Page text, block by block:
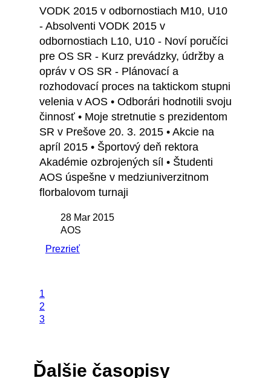
VODK 2015 v odbornostiach M10, U10
- Absolventi VODK 2015 v
odbornostiach L10, U10 - Noví poručíci
pre OS SR - Kurz prevádzky, údržby a
opráv v OS SR - Plánovací a
rozhodovací proces na taktickom stupni
velenia v AOS • Odborári hodnotili svoju
činnosť • Moje stretnutie s prezidentom
SR v Prešove 20. 3. 2015 • Akcie na
apríl 2015 • Športový deň rektora
Akadémie ozbrojených síl • Študenti
AOS úspešne v medziuniverzitnom
florbalovom turnaji
28 Mar 2015
AOS
Prezrieť
1
2
3
Ďalšie časopisy